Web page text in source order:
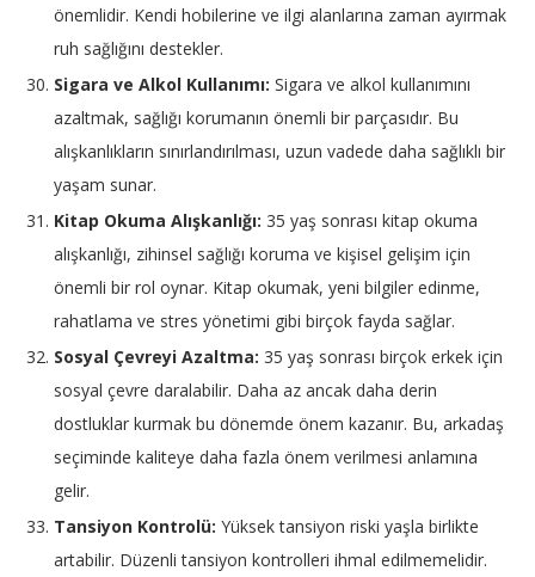
önemlidir. Kendi hobilerine ve ilgi alanlarına zaman ayırmak
ruh sağlığını destekler.
Sigara ve Alkol Kullanımı: Sigara ve alkol kullanımını
azaltmak, sağlığı korumanın önemli bir parçasıdır. Bu
alışkanlıkların sınırlandırılması, uzun vadede daha sağlıklı bir
yaşam sunar.
Kitap Okuma Alışkanlığı: 35 yaş sonrası kitap okuma
alışkanlığı, zihinsel sağlığı koruma ve kişisel gelişim için
önemli bir rol oynar. Kitap okumak, yeni bilgiler edinme,
rahatlama ve stres yönetimi gibi birçok fayda sağlar.
Sosyal Çevreyi Azaltma: 35 yaş sonrası birçok erkek için
sosyal çevre daralabilir. Daha az ancak daha derin
dostluklar kurmak bu dönemde önem kazanır. Bu, arkadaş
seçiminde kaliteye daha fazla önem verilmesi anlamına
gelir.
Tansiyon Kontrolü: Yüksek tansiyon riski yaşla birlikte
artabilir. Düzenli tansiyon kontrolleri ihmal edilmemelidir.